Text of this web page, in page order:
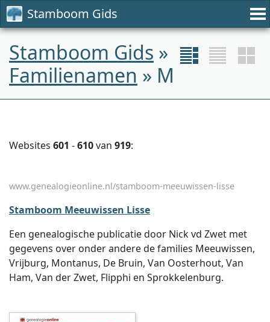
Stamboom Gids
Stamboom Gids »
Familienamen » M
Websites 601 -610van 919:
www.genealogieonline.nl/stamboom-meeuwissen-lisse
Stamboom Meeuwissen Lisse
Een genealogische publicatie door Nick vd Zwet met
gegevens over onder andere de families Meeuwissen,
Vrijburg, Montanus, De Bruin, Van Oosterhout, Van
Ham, Van der Zwet, Flipphi en Sprokkelenburg.